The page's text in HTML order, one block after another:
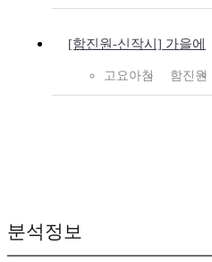
[함진원-신작시] 가을에
고요아침 함진원
분석정보